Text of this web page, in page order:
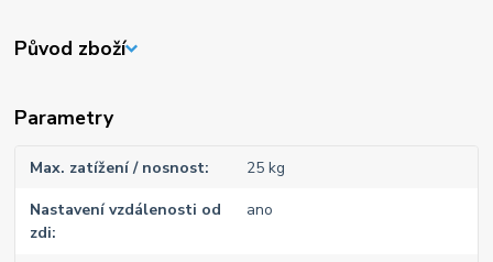
Původ zboží
Parametry
Max. zatížení / nosnost 25 kg
Nastavení vzdálenosti od
zdi
ano